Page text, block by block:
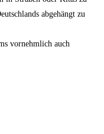
abgehängt zu
vornehmlich auch